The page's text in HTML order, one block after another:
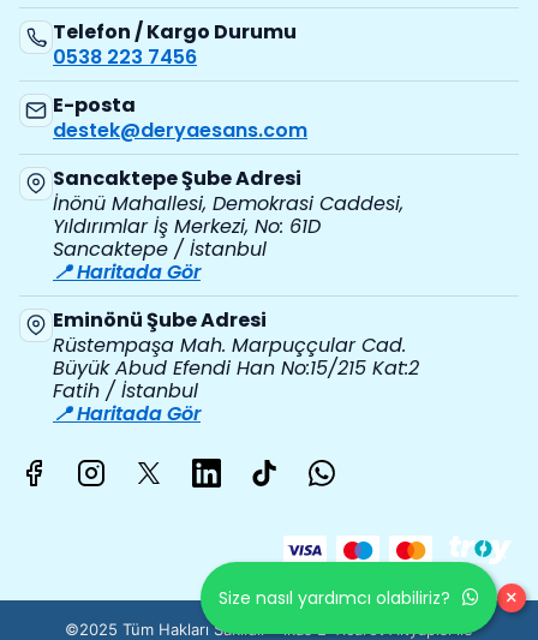
Telefon / Kargo Durumu
0538 223 7456
E-posta
destek@deryaesans.com
Sancaktepe Şube Adresi
İnönü Mahallesi, Demokrasi Caddesi,
Yıldırımlar İş Merkezi, No: 61D
Sancaktepe / İstanbul
📍 Haritada Gör
Eminönü Şube Adresi
Rüstempaşa Mah. Marpuççular Cad.
Büyük Abud Efendi Han No:15/215 Kat:2
Fatih / İstanbul
📍 Haritada Gör
©2025 Tüm Hakları Saklıdır - ikas E-Ticaret Altyapısı ile
Size nasıl yardımcı olabiliriz? ×